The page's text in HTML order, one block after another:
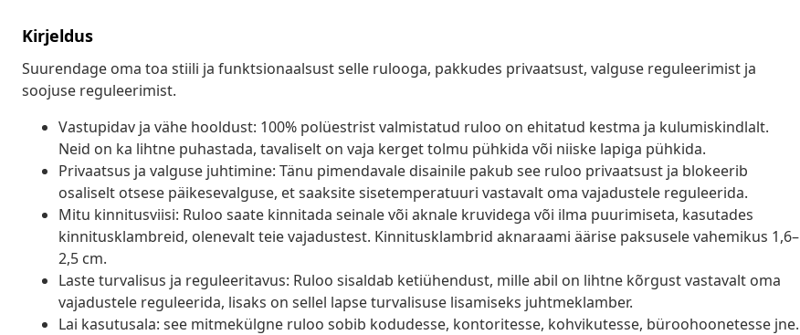
Kirjeldus
Suurendage oma toa stiili ja funktsionaalsust selle rulooga, pakkudes privaatsust, valguse reguleerimist ja
soojuse reguleerimist.
Vastupidav ja vähe hooldust: 100% polüestrist valmistatud ruloo on ehitatud kestma ja kulumiskindlalt.
Neid on ka lihtne puhastada, tavaliselt on vaja kerget tolmu pühkida või niiske lapiga pühkida.
Privaatsus ja valguse juhtimine: Tänu pimendavale disainile pakub see ruloo privaatsust ja blokeerib
osaliselt otsese päikesevalguse, et saaksite sisetemperatuuri vastavalt oma vajadustele reguleerida.
Mitu kinnitusviisi: Ruloo saate kinnitada seinale või aknale kruvidega või ilma puurimiseta, kasutades
kinnitusklambreid, olenevalt teie vajadustest. Kinnitusklambrid aknaraami äärise paksusele vahemikus 1,6–
2,5 cm.
Laste turvalisus ja reguleeritavus: Ruloo sisaldab ketiühendust, mille abil on lihtne kõrgust vastavalt oma
vajadustele reguleerida, lisaks on sellel lapse turvalisuse lisamiseks juhtmeklamber.
Lai kasutusala: see mitmekülgne ruloo sobib kodudesse, kontoritesse, kohvikutesse, büroohoonetesse jne.